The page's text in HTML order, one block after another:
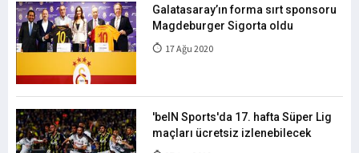
Galatasaray’ın forma sırt sponsoru
Magdeburger Sigorta oldu
17 Ağu 2020
'beIN Sports'da 17. hafta Süper Lig
maçları ücretsiz izlenebilecek